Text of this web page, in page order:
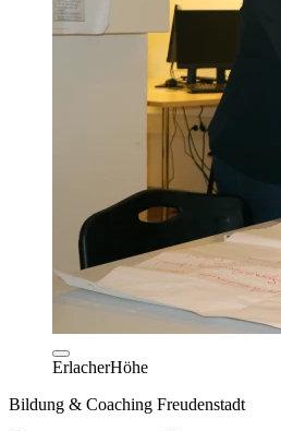
ErlacherHöhe
Bildung & Coaching Freudenstadt